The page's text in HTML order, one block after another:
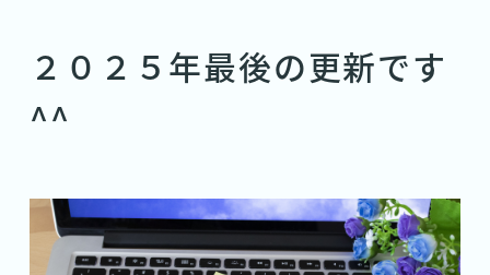
２０２５年最後の更新です
^^